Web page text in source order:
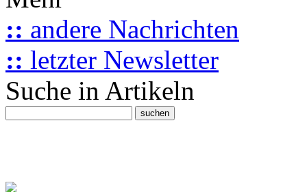
:: andere Nachrichten
:: letzter Newsletter
Suche in Artikeln